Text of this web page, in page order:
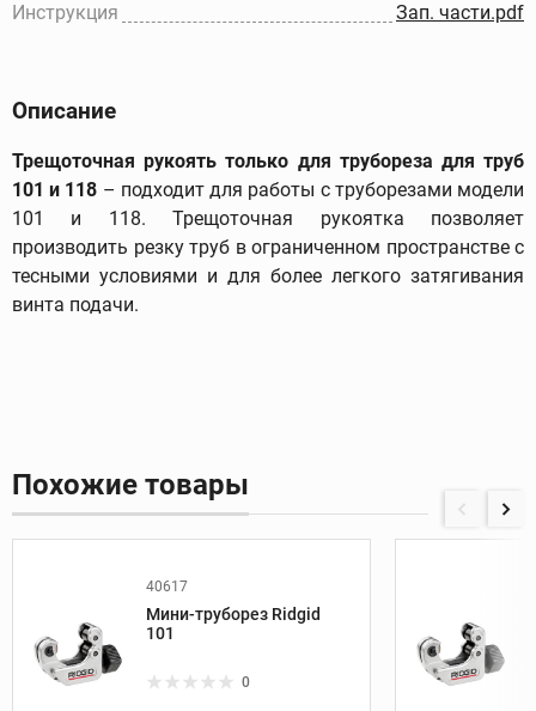
Инструкция
Зап. части.pdf
Описание
Трещоточная рукоять только для трубореза для труб
101 и 118 – подходит для работы с труборезами модели
101 и 118. Трещоточная рукоятка позволяет
производить резку труб в ограниченном пространстве с
тесными условиями и для более легкого затягивания
винта подачи.
Похожие товары
40617
Мини-труборез Ridgid
101
0